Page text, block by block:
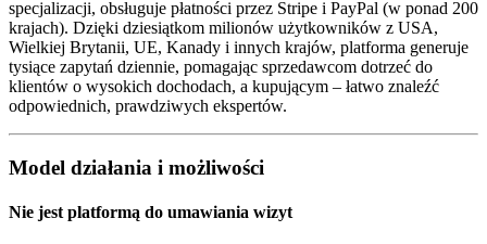
specjalizacji, obsługuje płatności przez Stripe i PayPal (w ponad 200
krajach). Dzięki dziesiątkom milionów użytkowników z USA,
Wielkiej Brytanii, UE, Kanady i innych krajów, platforma generuje
tysiące zapytań dziennie, pomagając sprzedawcom dotrzeć do
klientów o wysokich dochodach, a kupującym – łatwo znaleźć
odpowiednich, prawdziwych ekspertów.
Model działania i możliwości
Nie jest platformą do umawiania wizyt